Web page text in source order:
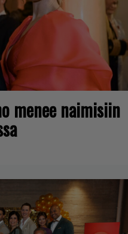
menee naimisiin